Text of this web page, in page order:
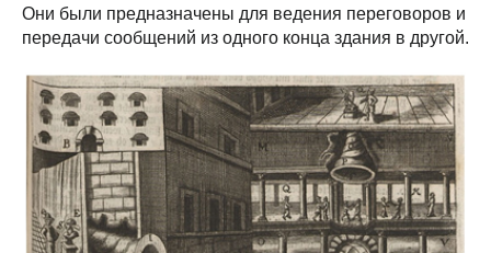
Они были предназначены для ведения переговоров и
передачи сообщений из одного конца здания в другой.